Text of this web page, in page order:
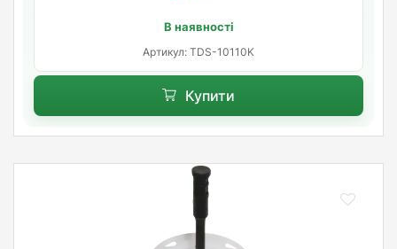
В наявності
Артикул: TDS-10110K
Купити